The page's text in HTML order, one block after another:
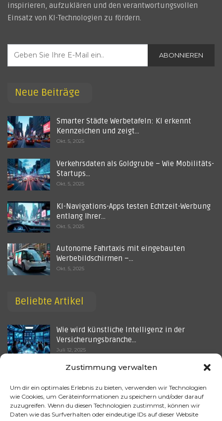
Zustimmung verwalten
Um dir ein optimales Erlebnis zu bieten, verwenden wir Technologien
wie Cookies, um Geräteinformationen zu speichern und/oder darauf
zuzugreifen. Wenn du diesen Technologien zustimmst, können wir
Daten wie das Surfverhalten oder eindeutige IDs auf dieser Website
inspirieren, aufzuklären und den verantwortungsvollen
Einsatz von KI-Technologien zu fördern.
ABONNIEREN
Neue Beiträge
Smarter Städte Werbetafeln: KI erkennt
Kennzeichen und zeigt…
Okt. 5, 2025
Verkehrsdaten als Goldgrube – Wie Mobilitäts-
Startups…
Okt. 5, 2025
KI-Navigations-Apps testen Echtzeit-Werbung
entlang Ihrer…
Okt. 5, 2025
Autonome Fahrtaxis mit eingebauten
Werbebildschirmen –…
Okt. 5, 2025
Beliebte Artikel
Wie wird künstliche Intelligenz in der
Versicherungsbranche…
Juli 12, 2025
When Werbung KI Benutzerprofile
Ki im Weltraum: Wie Ki uns hilft, das